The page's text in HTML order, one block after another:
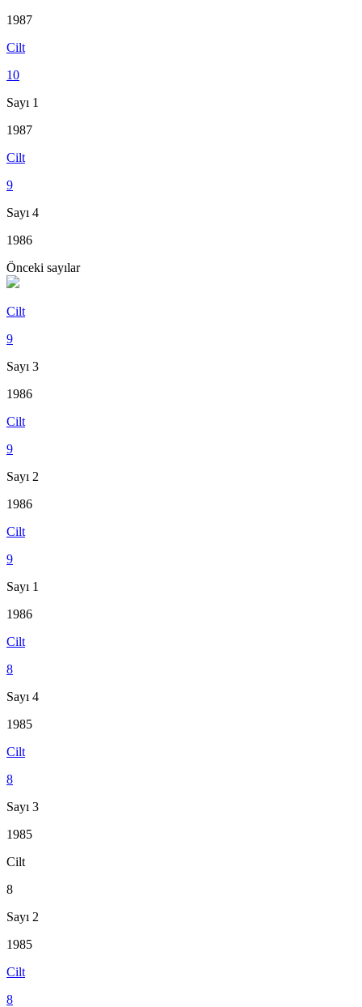
1987
Cilt
10
Sayı 1
1987
Cilt
9
Sayı 4
1986
Önceki sayılar
Cilt
9
Sayı 3
1986
Cilt
9
Sayı 2
1986
Cilt
9
Sayı 1
1986
Cilt
8
Sayı 4
1985
Cilt
8
Sayı 3
1985
Cilt
8
Sayı 2
1985
Cilt
8